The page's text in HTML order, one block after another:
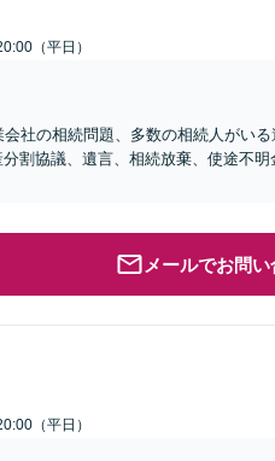
（平日）
社の相続問題、多数の相続人がい
割協議、遺言、相続放棄、使途不
メールでお問
（平日）